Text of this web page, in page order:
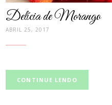
Delícia de Morango
ABRIL 25, 2017
CONTINUE LENDO